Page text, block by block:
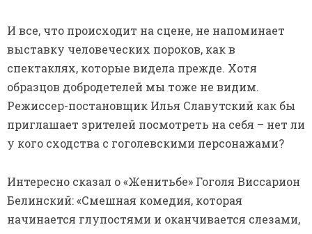
И все, что происходит на сцене, не напоминает
выставку человеческих пороков, как в
спектаклях, которые видела прежде. Хотя
образцов добродетелей мы тоже не видим.
Режиссер-постановщик Илья Славутский как бы
приглашает зрителей посмотреть на себя – нет ли
у кого сходства с гоголевскими персонажами?
Интересно сказал о «Женитьбе» Гоголя Виссарион
Белинский: «Смешная комедия, которая
начинается глупостями и оканчивается слезами,